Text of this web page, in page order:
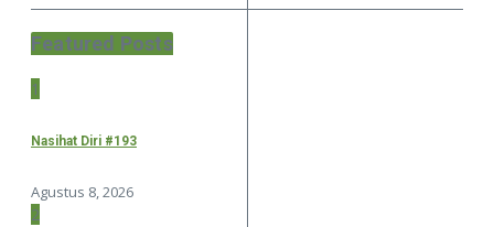
Featured Posts
1
Nasihat Diri #193
Agustus 8, 2026
2